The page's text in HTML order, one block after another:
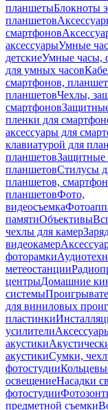
планшетыБлокноты
планшетов
смартфонов
аксессуарыУмные
детскиеУмные часы,
для умных часов
смартфонов,
планшетовЧехлы,
смартфонов
пленки для
аксессуары для
клавиатурой для
планшетовЗащитные
планшетовСтилусы
планшетов,
планшетовФото,
видеосъемка
памятиОбъективы
чехлы для камер
видеокамер
фоторамки
метеостанции
центрыДомашние
системы
для виниловых
пластинки
усилители
акустики
акустикиСумки,
фотостудии
освещениеНасадки
фотостудии
предметной съемки